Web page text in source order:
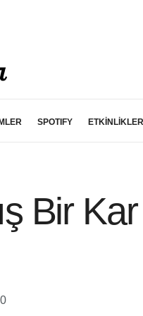
SPOTIFY ETKİNLİKLER
Bir Kar
0